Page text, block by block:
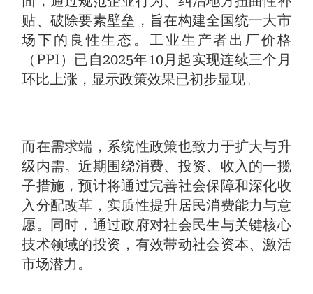
贴、破除要素壁垒，旨在构建全国统一大市
场下的良性生态。工业生产者出厂价格
（PPI）已自2025年10月起实现连续三个月
环比上涨，显示政策效果已初步显现。
而在需求端，系统性政策也致力于扩大与升
级内需。近期围绕消费、投资、收入的一揽
子措施，预计将通过完善社会保障和深化收
入分配改革，实质性提升居民消费能力与意
愿。同时，通过政府对社会民生与关键核心
技术领域的投资，有效带动社会资本、激活
市场潜力。